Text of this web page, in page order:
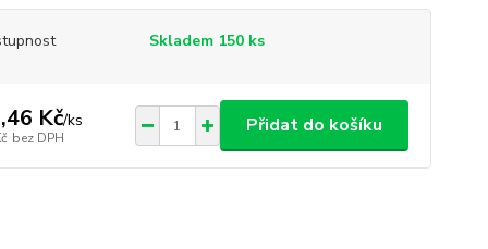
Skladem 150 ks
Kč/ks
bez DPH
Přidat do košíku